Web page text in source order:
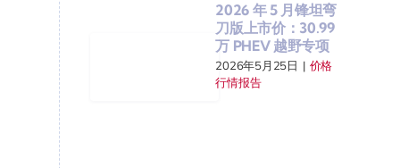
2026 年 5 月锋坦弯
刀版上市价：30.99
万 PHEV 越野专项
2026年5月25日 | 价格
行情报告